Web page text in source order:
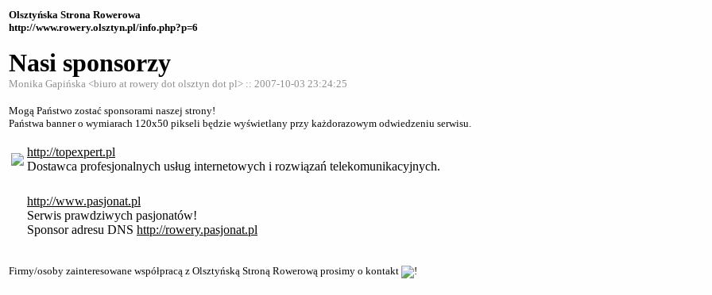
Olsztyńska Strona Rowerowa
http://www.rowery.olsztyn.pl/info.php?p=6
Nasi sponsorzy
Monika Gapińska <biuro at rowery dot olsztyn dot pl> :: 2007-10-03 23:24:25
Mogą Państwo zostać sponsorami naszej strony!
Państwa banner o wymiarach 120x50 pikseli będzie wyświetlany przy każdorazowym odwiedzeniu serwisu.
http://topexpert.pl
Dostawca profesjonalnych usług internetowych i rozwiązań telekomunikacyjnych.
http://www.pasjonat.pl
Serwis prawdziwych pasjonatów!
Sponsor adresu DNS http://rowery.pasjonat.pl
Firmy/osoby zainteresowane współpracą z Olsztyńską Stroną Rowerową prosimy o kontakt !